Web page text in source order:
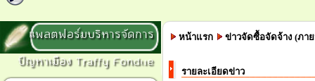
แพลตฟอร์มบริหารจัดการ
ปัญหาเมือง Traffy Fondue
หน้าแรก ข่าวจัดซื้อจัดจ้าง (ภา
รายละเอียดข่าว